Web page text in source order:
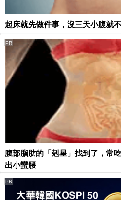
起床就先做件事，沒三天小腹就
腹部脂肪的「剋星」找到了，常
出小蠻腰
PR
PR